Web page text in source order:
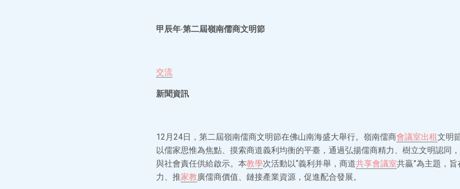
甲辰年·第二屆嶺南儒商文明節
交流
新聞資訊
12月24日，第二屆嶺南儒商文明節在佛山南海盛大舉行。嶺南儒商會議室出租文明
以儒家思惟為焦點、摸索商道義利均衡的平臺，通過弘揚儒商精力、樹立文明認同
與社會責任供給啟示。本教學次活動以“義利并舉，商道共享會議室共贏”為主題，
力、推家教廣儒商價值、鏈接產業資源，促進配合發展。